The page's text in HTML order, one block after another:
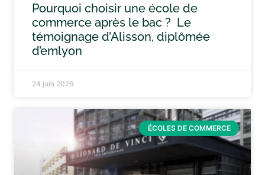
Pourquoi choisir une école de
commerce après le bac ? Le
témoignage d’Alisson, diplômée
d’emlyon
24 juin 2026
ÉCOLES DE COMMERCE